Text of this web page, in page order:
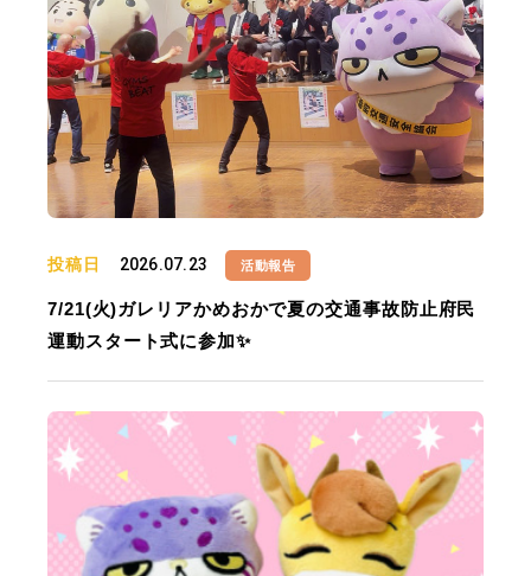
投稿日 2026.07.23 活動報告
7/21(火)ガレリアかめおかで夏の交通事故防止府民
運動スタート式に参加✨